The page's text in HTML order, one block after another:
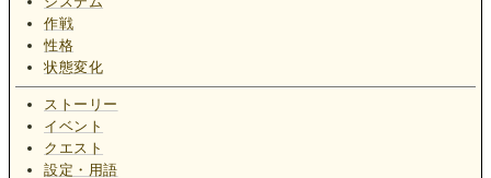
作戦
性格
状態変化
ストーリー
イベント
クエスト
設定・用語